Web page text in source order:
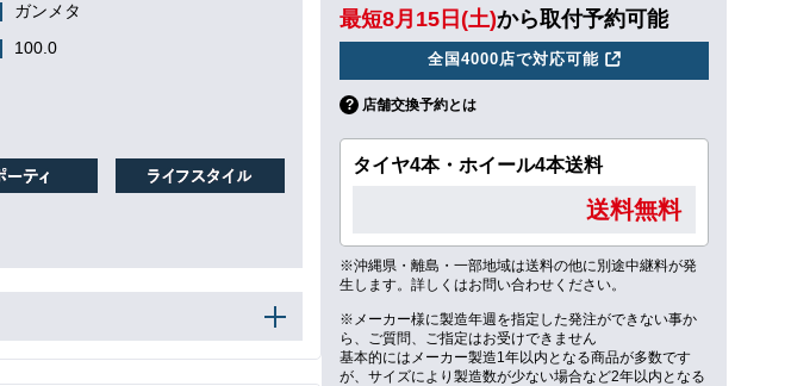
ガンメタ
100.0
最短8月15日(土)から取付予約可能
全国4000店で対応可能
店舗交換予約とは
タイヤ4本・ホイール4本送料
送料無料
※沖縄県・離島・一部地域は送料の他に別途中継料が発
生します。詳しくはお問い合わせください。
※メーカー様に製造年週を指定した発注ができない事か
ら、ご質問、ご指定はお受けできません
基本的にはメーカー製造1年以内となる商品が多数です
が、サイズにより製造数が少ない場合など2年以内となる